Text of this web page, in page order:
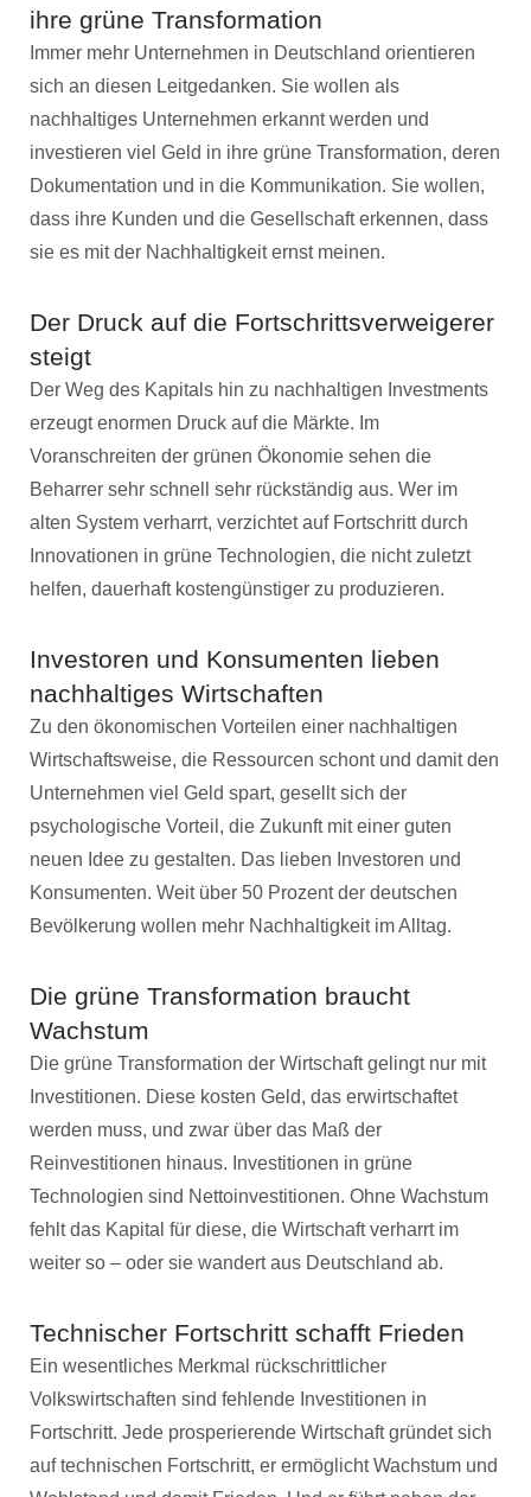
ihre grüne Transformation
Immer mehr Unternehmen in Deutschland orientieren
sich an diesen Leitgedanken. Sie wollen als
nachhaltiges Unternehmen erkannt werden und
investieren viel Geld in ihre grüne Transformation, deren
Dokumentation und in die Kommunikation. Sie wollen,
dass ihre Kunden und die Gesellschaft erkennen, dass
sie es mit der Nachhaltigkeit ernst meinen.
Der Druck auf die Fortschrittsverweigerer
steigt
Der Weg des Kapitals hin zu nachhaltigen Investments
erzeugt enormen Druck auf die Märkte. Im
Voranschreiten der grünen Ökonomie sehen die
Beharrer sehr schnell sehr rückständig aus. Wer im
alten System verharrt, verzichtet auf Fortschritt durch
Innovationen in grüne Technologien, die nicht zuletzt
helfen, dauerhaft kostengünstiger zu produzieren.
Investoren und Konsumenten lieben
nachhaltiges Wirtschaften
Zu den ökonomischen Vorteilen einer nachhaltigen
Wirtschaftsweise, die Ressourcen schont und damit den
Unternehmen viel Geld spart, gesellt sich der
psychologische Vorteil, die Zukunft mit einer guten
neuen Idee zu gestalten. Das lieben Investoren und
Konsumenten. Weit über 50 Prozent der deutschen
Bevölkerung wollen mehr Nachhaltigkeit im Alltag.
Die grüne Transformation braucht
Wachstum
Die grüne Transformation der Wirtschaft gelingt nur mit
Investitionen. Diese kosten Geld, das erwirtschaftet
werden muss, und zwar über das Maß der
Reinvestitionen hinaus. Investitionen in grüne
Technologien sind Nettoinvestitionen. Ohne Wachstum
fehlt das Kapital für diese, die Wirtschaft verharrt im
weiter so – oder sie wandert aus Deutschland ab.
Technischer Fortschritt schafft Frieden
Ein wesentliches Merkmal rückschrittlicher
Volkswirtschaften sind fehlende Investitionen in
Fortschritt. Jede prosperierende Wirtschaft gründet sich
auf technischen Fortschritt, er ermöglicht Wachstum und